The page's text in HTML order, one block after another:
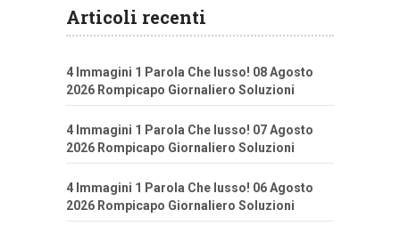
Articoli recenti
4 Immagini 1 Parola Che lusso! 08 Agosto
2026 Rompicapo Giornaliero Soluzioni
4 Immagini 1 Parola Che lusso! 07 Agosto
2026 Rompicapo Giornaliero Soluzioni
4 Immagini 1 Parola Che lusso! 06 Agosto
2026 Rompicapo Giornaliero Soluzioni